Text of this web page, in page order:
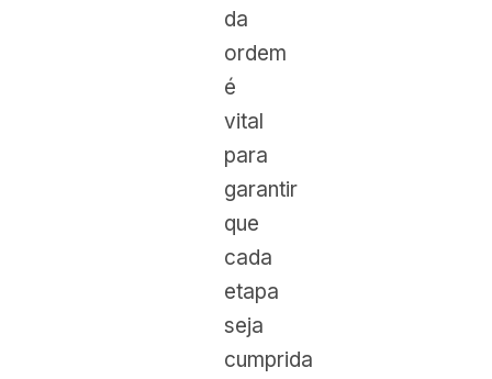
da
ordem
é
vital
para
garantir
que
cada
etapa
seja
cumprida